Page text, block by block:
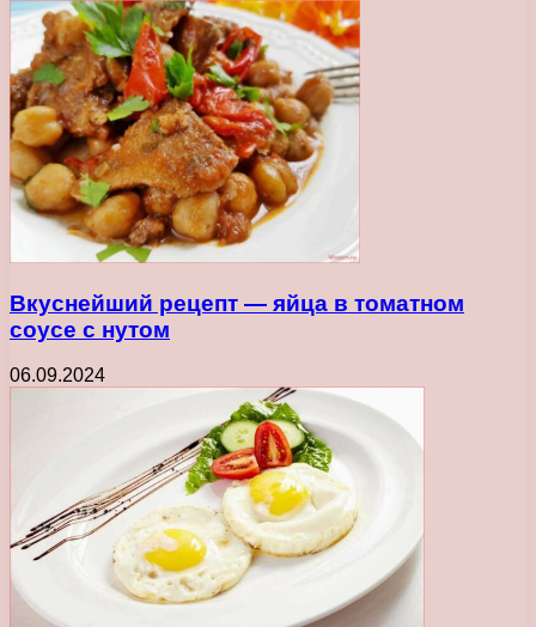
Вкуснейший рецепт — яйца в томатном
соусе с нутом
06.09.2024